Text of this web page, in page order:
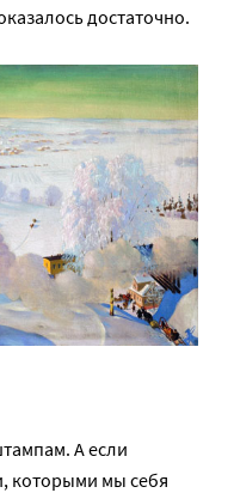
достаточно.
А если
которыми мы себя